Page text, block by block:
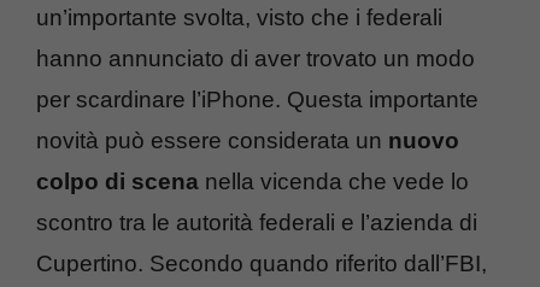
un’importante svolta, visto che i federali
hanno annunciato di aver trovato un modo
per scardinare l’iPhone. Questa importante
novità può essere considerata un nuovo
colpo di scena nella vicenda che vede lo
scontro tra le autorità federali e l’azienda di
Cupertino. Secondo quando riferito dall’FBI,